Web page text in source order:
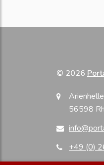
© 2026
56598
+49 (0)